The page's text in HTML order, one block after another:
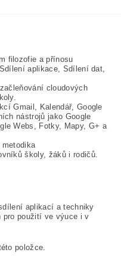
filozofie a přínosu
aplikace, Sdílení dat,
cloudových
Gmail, Kalendář, Google
nástrojů jako Google
Webs, Fotky, Mapy, G+ a
metodika
školy, žáků i rodičů.
aplikací a techniky
pro použití ve výuce i v
položce.